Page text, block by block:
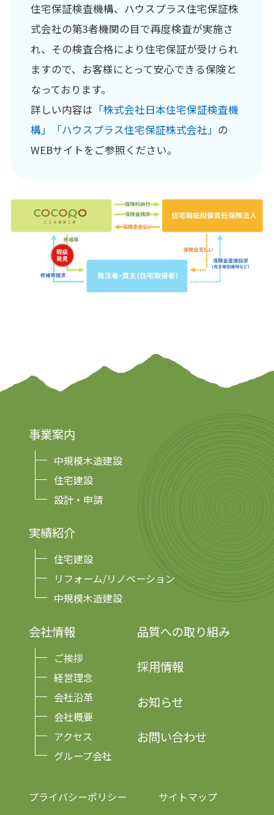
住宅保証検査機構、ハウスプラス住宅保証株
式会社の第3者機関の目で再度検査が実施さ
れ、その検査合格により住宅保証が受けられ
ますので、お客様にとって安心できる保険と
なっております。
詳しい内容は 「株式会社日本住宅保証検査機
構」「ハウスプラス住宅保証株式会社」 の
WEBサイトをご参照ください。
事業案内
中規模木造建設
住宅建設
設計・申請
実績紹介
住宅建設
リフォーム/リノベーション
中規模木造建設
会社情報
ご挨拶
経営理念
会社沿革
会社概要
アクセス
グループ会社
品質への取り組み
採用情報
お知らせ
お問い合わせ
プライバシーポリシー サイトマップ